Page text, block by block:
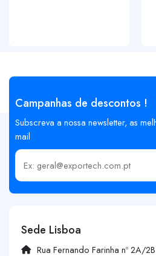
Campanhas de descontos !
Subscreva a nossa newsletter, as
mail
Insira o seu email
Sede Lisboa
Rua Fernando Farinha nº 2A/